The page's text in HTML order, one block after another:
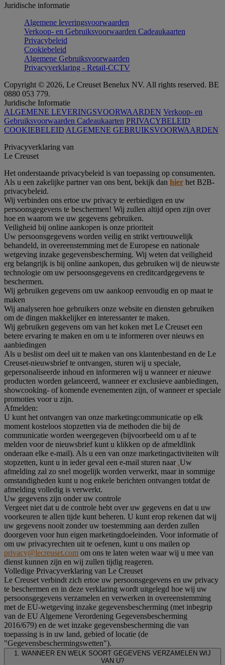
Juridische informatie
Algemene leveringsvoorwaarden
Verkoop- en Gebruiksvoorwaarden Cadeaukaarten
Privacybeleid
Cookiebeleid
Algemene Gebruiksvoorwaarden
Privacyverklaring - Retail-CCTV
Copyright © 2026, Le Creuset Benelux NV. All rights reserved. BE
0880 053 779.
Juridische Informatie
ALGEMENE LEVERINGSVOORWAARDEN Verkoop- en
Gebruiksvoorwaarden Cadeaukaarten PRIVACYBELEID
COOKIEBELEID ALGEMENE GEBRUIKSVOORWAARDEN
Privacyverklaring van
Le Creuset
Het onderstaande privacybeleid is van toepassing op consumenten.
Als u een zakelijke partner van ons bent, bekijk dan hier het B2B-
privacybeleid.
Wij verbinden ons ertoe uw privacy te eerbiedigen en uw
persoonsgegevens te beschermen! Wij zullen altijd open zijn over
hoe en waarom we uw gegevens gebruiken.
Veiligheid bij online aankopen is onze prioriteit
Uw persoonsgegevens worden veilig en strikt vertrouwelijk
behandeld, in overeenstemming met de Europese en nationale
wetgeving inzake gegevensbescherming. Wij weten dat veiligheid
erg belangrijk is bij online aankopen, dus gebruiken wij de nieuwste
technologie om uw persoonsgegevens en creditcardgegevens te
beschermen.
Wij gebruiken gegevens om uw aankoop eenvoudig en op maat te
maken
Wij analyseren hoe gebruikers onze website en diensten gebruiken
om de dingen makkelijker en interessanter te maken.
Wij gebruiken gegevens om van het koken met Le Creuset een
betere ervaring te maken en om u te informeren over nieuws en
aanbiedingen
Als u beslist om deel uit te maken van ons klantenbestand en de Le
Creuset-nieuwsbrief te ontvangen, sturen wij u speciale,
gepersonaliseerde inhoud en informeren wij u wanneer er nieuwe
producten worden gelanceerd, wanneer er exclusieve aanbiedingen,
showcooking- of komende evenementen zijn, of wanneer er speciale
promoties voor u zijn.
Afmelden:
U kunt het ontvangen van onze marketingcommunicatie op elk
moment kosteloos stopzetten via de methoden die bij de
communicatie worden weergegeven (bijvoorbeeld om u af te
melden voor de nieuwsbrief kunt u klikken op de afmeldlink
onderaan elke e-mail). Als u een van onze marketingactiviteiten wilt
stopzetten, kunt u in ieder geval een e-mail sturen naar .Uw
afmelding zal zo snel mogelijk worden verwerkt, maar in sommige
omstandigheden kunt u nog enkele berichten ontvangen totdat de
afmelding volledig is verwerkt.
Uw gegevens zijn onder uw controle
Vergeet niet dat u de controle hebt over uw gegevens en dat u uw
voorkeuren te allen tijde kunt beheren. U kunt erop rekenen dat wij
uw gegevens nooit zonder uw toestemming aan derden zullen
doorgeven voor hun eigen marketingdoeleinden. Voor informatie of
om uw privacyrechten uit te oefenen, kunt u ons mailen op
privacy@lecreuset.com om ons te laten weten waar wij u mee van
dienst kunnen zijn en wij zullen tijdig reageren.
Volledige Privacyverklaring van Le Creuset
Le Creuset verbindt zich ertoe uw persoonsgegevens en uw privacy
te beschermen en in deze verklaring wordt uitgelegd hoe wij uw
persoonsgegevens verzamelen en verwerken in overeenstemming
met de EU-wetgeving inzake gegevensbescherming (met inbegrip
van de EU Algemene Verordening Gegevensbescherming
2016/679) en de wet inzake gegevensbescherming die van
toepassing is in uw land, gebied of locatie (de
"Gegevensbeschermingswetten").
1. WANNEER EN WELK SOORT GEGEVENS VERZAMELEN WIJ
VAN U?